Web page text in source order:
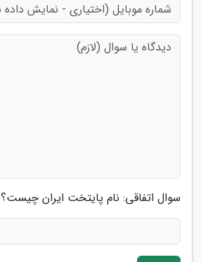
سوال اتفاقی: نام پایتخت ایران چیست؟